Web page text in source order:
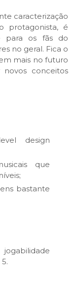
caracterização
protagonista, é
para os fãs do
no geral. Fica o
mais no futuro
conceitos
design
que
bastante